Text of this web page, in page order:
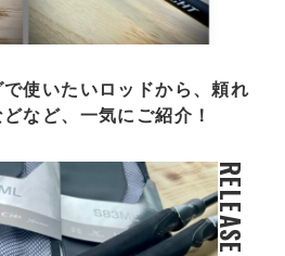
使いたいロッドから、頼れ
など、一気にご紹介！
RELEASE